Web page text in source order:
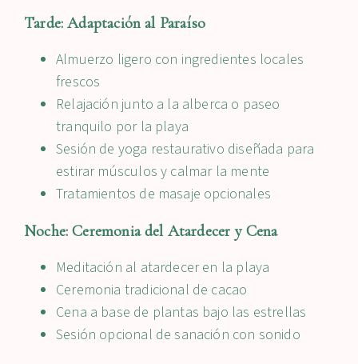
Tarde: Adaptación al Paraíso
Almuerzo ligero con ingredientes locales
frescos
Relajación junto a la alberca o paseo
tranquilo por la playa
Sesión de yoga restaurativo diseñada para
estirar músculos y calmar la mente
Tratamientos de masaje opcionales
Noche: Ceremonia del Atardecer y Cena
Meditación al atardecer en la playa
Ceremonia tradicional de cacao
Cena a base de plantas bajo las estrellas
Sesión opcional de sanación con sonido